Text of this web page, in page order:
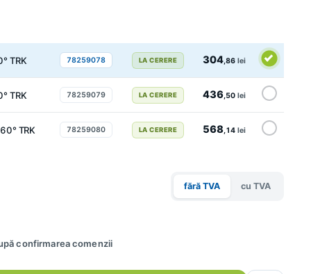
TRK 78259078 LA CERERE 304,86 lei
TRK 78259079 LA CERERE 436,50 lei
TRK 78259080 LA CERERE 568,14 lei
confirmarea comenzii
fără TVA cu TVA